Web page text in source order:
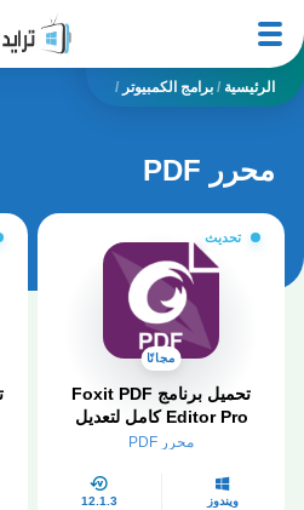
الرئيسية / برامج الكمبيوتر /
محرر PDF
تحديث
مجانًا
تحميل برنامج Foxit PDF
Editor Pro كامل لتعديل
PDF مجانا 2026محرر PDF
ويندوز 12.1.3